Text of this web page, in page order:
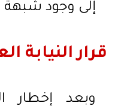
إلى وجود شبهة
قرار النيابة
وبعد إخطار